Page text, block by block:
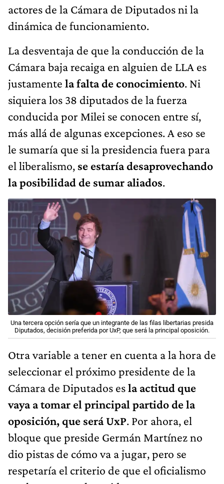
actores de la Cámara de Diputados ni la
dinámica de funcionamiento.
La desventaja de que la conducción de la
Cámara baja recaiga en alguien de LLA es
justamente la falta de conocimiento. Ni
siquiera los 38 diputados de la fuerza
conducida por Milei se conocen entre sí,
más allá de algunas excepciones. A eso se
le sumaría que si la presidencia fuera para
el liberalismo, se estaría desaprovechando
la posibilidad de sumar aliados.
Una tercera opción sería que un integrante de las filas libertarias presida
Diputados, decisión preferida por UxP, que será la principal oposición.
Otra variable a tener en cuenta a la hora de
seleccionar el próximo presidente de la
Cámara de Diputados esla actitud que
vaya a tomar el principal partido de la
oposición, que será UxP. Por ahora, el
bloque que preside Germán Martínez no
dio pistas de cómo va a jugar, pero se
respetaría el criterio de que el oficialismo